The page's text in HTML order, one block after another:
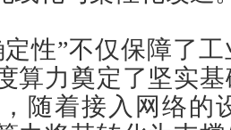
”不仅保障了工
算力奠定了坚实
随着接入网络的